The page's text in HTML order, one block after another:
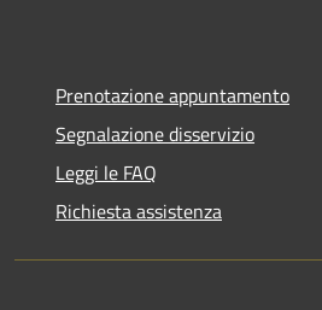
Prenotazione appuntamento
Segnalazione disservizio
Leggi le FAQ
Richiesta assistenza